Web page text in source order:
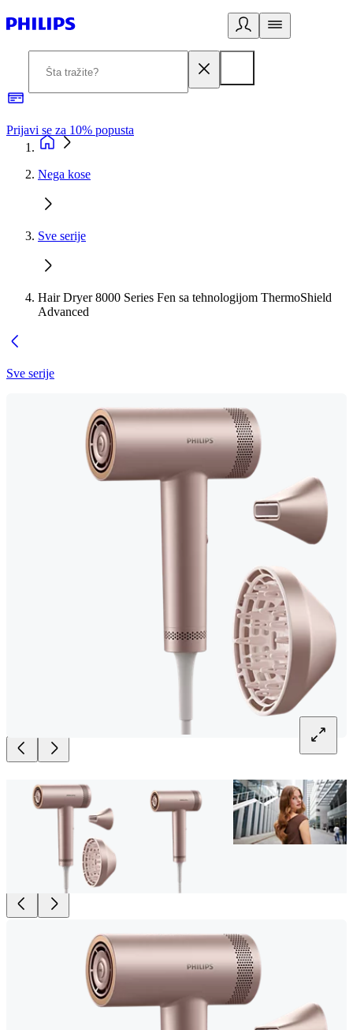
Prijavi se za 10% popusta
Nega kose
Sve serije
Hair Dryer 8000 Series Fen sa tehnologijom ThermoShield
Advanced
Sve serije